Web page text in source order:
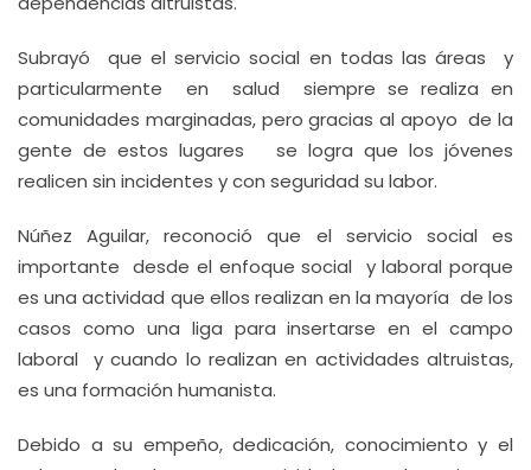
Subrayó que el servicio social en todas las áreas y
particularmente en salud siempre se realiza en
comunidades marginadas, pero gracias al apoyo de la
gente de estos lugares se logra que los jóvenes
realicen sin incidentes y con seguridad su labor.
Núñez Aguilar, reconoció que el servicio social es
importante desde el enfoque social y laboral porque
es una actividad que ellos realizan en la mayoría de los
casos como una liga para insertarse en el campo
laboral y cuando lo realizan en actividades altruistas,
es una formación humanista.
Debido a su empeño, dedicación, conocimiento y el